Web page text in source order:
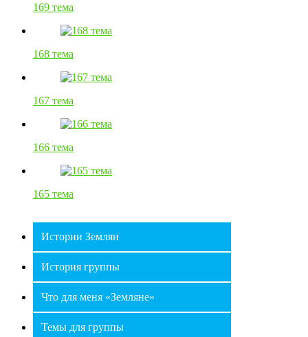
169 тема
168 тема
167 тема
166 тема
165 тема
Истории Землян
История группы
Что для меня «Земляне»
Темы для группы